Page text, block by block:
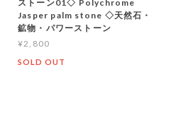
ストーン01◇ Polychrome
Jasper palm stone ◇天然石・
鉱物・パワーストーン
¥2,800
SOLD OUT